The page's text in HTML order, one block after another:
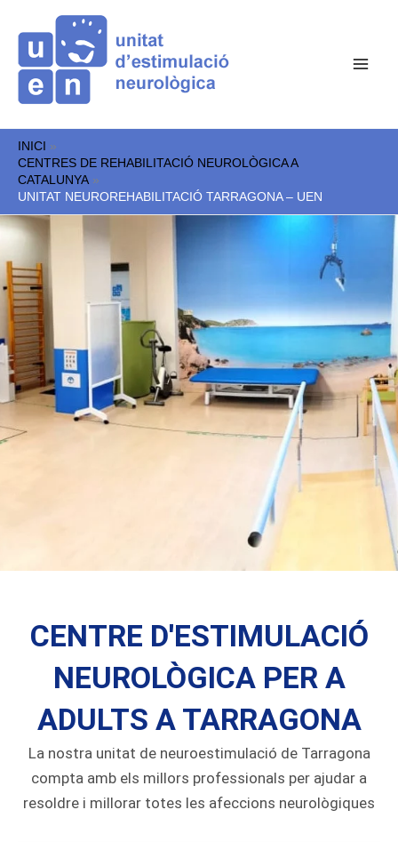
contingut
INICI
CENTRES DE REHABILITACIÓ NEUROLÒGICA A
CATALUNYA
UNITAT NEUROREHABILITACIÓ TARRAGONA – UEN
CENTRE D'ESTIMULACIÓ
NEUROLÒGICA PER A
ADULTS A TARRAGONA
La nostra unitat de neuroestimulació de Tarragona
compta amb els millors professionals per ajudar a
resoldre i millorar totes les afeccions neurològiques